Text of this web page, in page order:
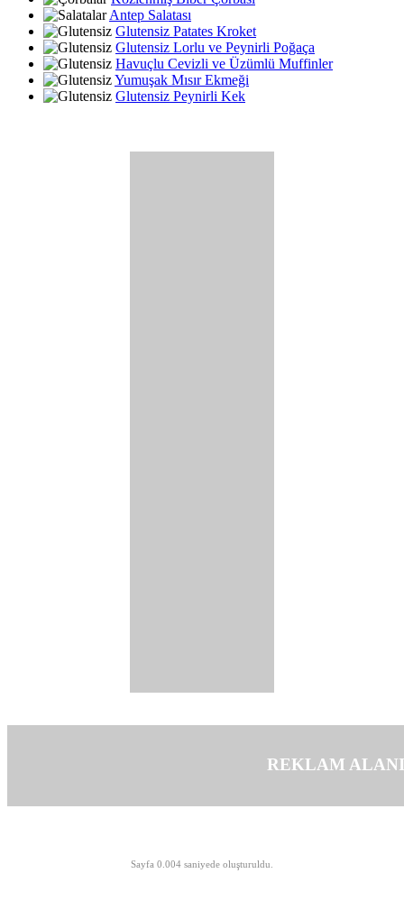
Antep Salatası
Glutensiz Patates Kroket
Glutensiz Lorlu ve Peynirli Poğaça
Havuçlu Cevizli ve Üzümlü Muffinler
Yumuşak Mısır Ekmeği
Glutensiz Peynirli Kek
REKLAM ALANI
Sayfa 0.004 saniyede oluşturuldu.